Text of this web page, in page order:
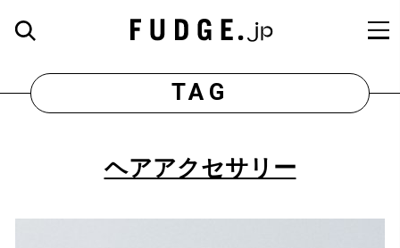
TAG
ヘアアクセサリー